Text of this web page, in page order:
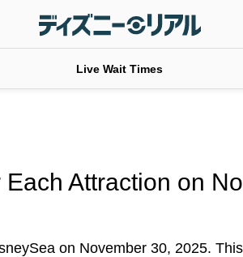
Live Wait Times
Attraction on
on November 30, 2025.